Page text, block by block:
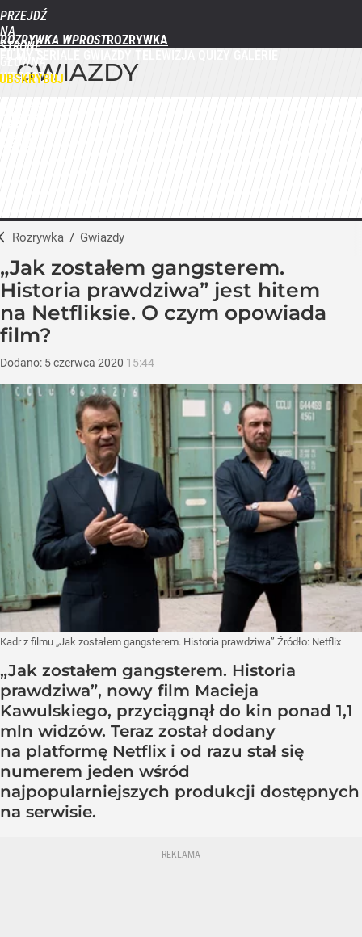
PRZEJDŹ
NA
STRONĘ
GŁÓWNĄ
WPROST.PL
ROZRYWKA WPROST
GWIAZDY
Rozrywka / Gwiazdy
„Jak zostałem gangsterem.
Historia prawdziwa” jest hitem
na Netfliksie. O czym opowiada
film?
Dodano: 5czerwca 2020 15:44
Kadr z filmu „Jak zostałem gangsterem. Historia prawdziwa” Źródło: Netflix
„Jak zostałem gangsterem. Historia
prawdziwa”, nowy film Macieja
Kawulskiego, przyciągnął do kin ponad 1,1
mln widzów. Teraz został dodany
na platformę Netflix i od razu stał się
numerem jeden wśród
najpopularniejszych produkcji dostępnych
na serwisie.